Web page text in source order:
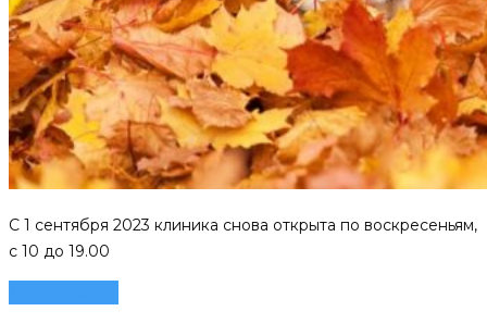
C 1 сентября 2023 клиника снова открыта по воскресеньям,
с 10 до 19.00